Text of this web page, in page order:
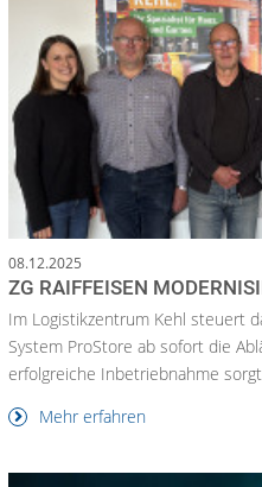
08.12.2025
ZG RAIFFEISEN
Im Logistikzentrum Kehl steuert
System ProStore ab sofort die
erfolgreiche Inbetriebnahme
Mehr erfahren